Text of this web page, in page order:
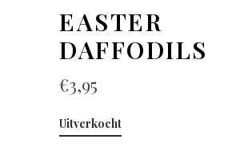
EASTER
DAFFODILS
€3,95
Uitverkocht